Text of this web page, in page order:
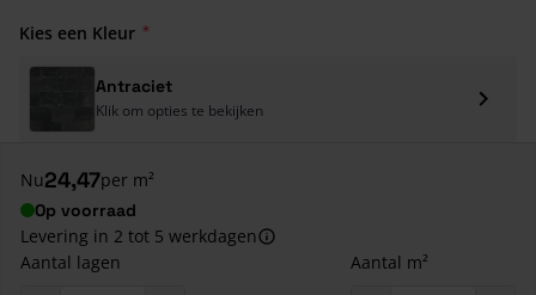
Kies een Kleur
Antraciet
Klik om opties te bekijken
Nu24,47per m²
Op voorraad
Levering in 2 tot 5 werkdagen
Aantal lagen
Aantal m²